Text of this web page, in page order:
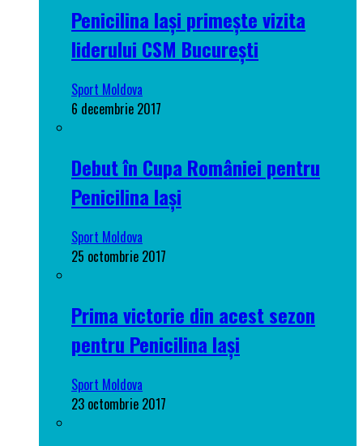
Penicilina Iași primește vizita
liderului CSM București
Sport Moldova
6 decembrie 2017
Debut în Cupa României pentru
Penicilina Iași
Sport Moldova
25 octombrie 2017
Prima victorie din acest sezon
pentru Penicilina Iași
Sport Moldova
23 octombrie 2017